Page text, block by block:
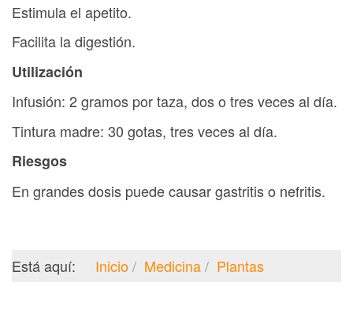
Estimula el apetito.
Facilita la digestión.
Utilización
Infusión: 2 gramos por taza, dos o tres veces al día.
Tintura madre: 30 gotas, tres veces al día.
Riesgos
En grandes dosis puede causar gastritis o nefritis.
Está aquí: Inicio Medicina Plantas